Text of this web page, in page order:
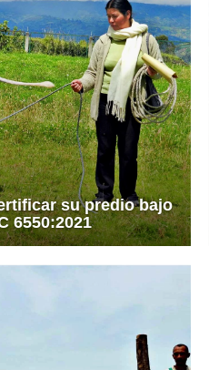
su predio bajo
6550:2021